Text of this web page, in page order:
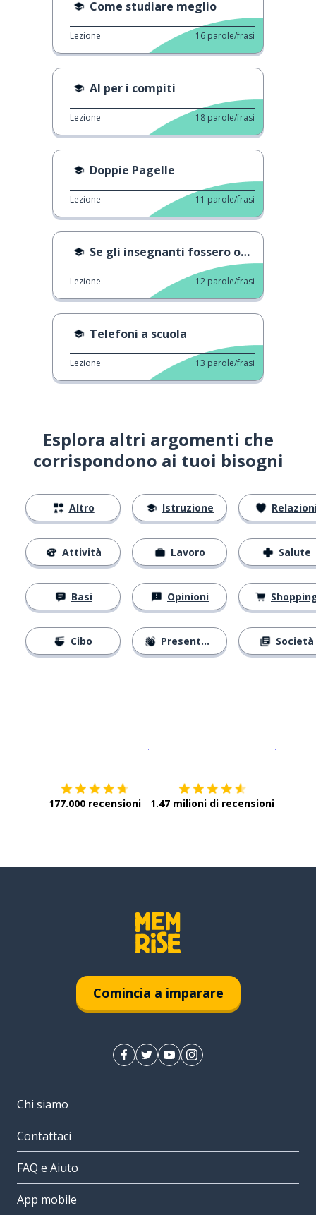
Come studiare meglio
Lezione 16 parole/frasi
AI per i compiti
Lezione 18 parole/frasi
Doppie Pagelle
Lezione 11 parole/frasi
Se gli insegnanti fossero onesti
Lezione 12 parole/frasi
Telefoni a scuola
Lezione 13 parole/frasi
Esplora altri argomenti che
corrispondono ai tuoi bisogni
Altro
Attività
Basi
Cibo
Istruzione
Lavoro
Opinioni
Presentarsi
Salute
Società
177.000 recensioni 1.47 milioni di recensioni
Comincia a imparare
Chi siamo
Contattaci
FAQ e Aiuto
App mobile